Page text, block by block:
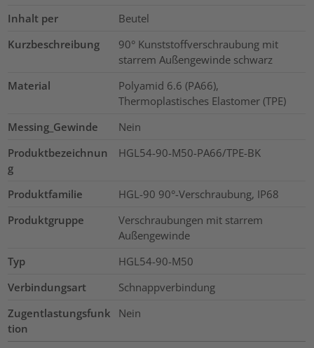
Inhalt per
Beutel
Kurzbeschreibung
90° Kunststoffverschraubung mit
starrem Außengewinde schwarz
Material
Polyamid 6.6 (PA66),
Thermoplastisches Elastomer (TPE)
Messing_Gewinde
Nein
Produktbezeichnun
g
HGL54-90-M50-PA66/TPE-BK
Produktfamilie
HGL-90 90°-Verschraubung, IP68
Produktgruppe
Verschraubungen mit starrem
Außengewinde
Typ
HGL54-90-M50
Verbindungsart
Schnappverbindung
Zugentlastungsfunk
tion
Nein